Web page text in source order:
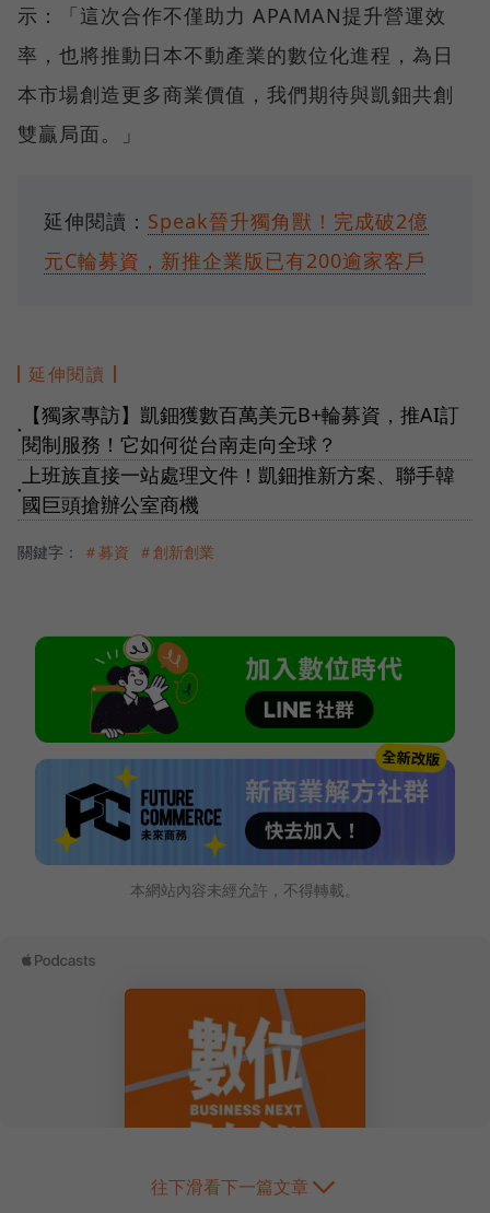
示：「這次合作不僅助力 APAMAN提升營運效
率，也將推動日本不動產業的數位化進程，為日
本市場創造更多商業價值，我們期待與凱鈿共創
雙贏局面。」
延伸閱讀： Speak晉升獨角獸！完成破2億
元C輪募資，新推企業版已有200逾家客戶
延伸閱讀
●
【獨家專訪】凱鈿獲數百萬美元B+輪募資，推AI訂
閱制服務！它如何從台南走向全球？
●
上班族直接一站處理文件！凱鈿推新方案、聯手韓
國巨頭搶辦公室商機
關鍵字： ＃募資 ＃創新創業
本網站內容未經允許，不得轉載。
往下滑看下一篇文章